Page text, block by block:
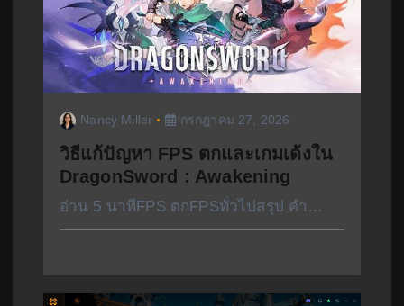
Nancy Miller กรกฎาคม 27, 2026
วิธีแก้ปัญหา FPS ตกและเกมเด้งใน
DragonSword : Awakening
อ่าน 5 นาทีFPS ตกFPSทั่วไปสรุป คำ…